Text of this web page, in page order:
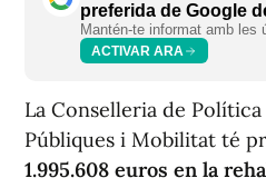
preferida de Google
Mantén-te informat amb
ACTIVAR ARA
La Conselleria de
Públiques i Mobilitat té
1.995.608 euros en la